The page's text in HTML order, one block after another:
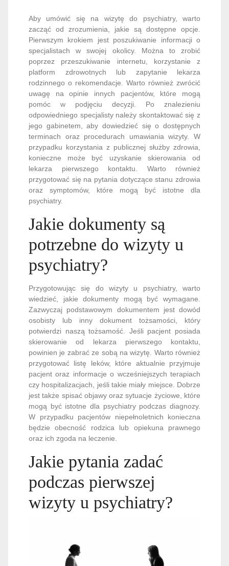
Aby umówić się na wizytę do psychiatry, warto
zacząć od zrozumienia, jakie są dostępne opcje.
Pierwszym krokiem jest poszukiwanie informacji o
specjalistach w swojej okolicy. Można to zrobić
poprzez przeszukiwanie internetu, korzystanie z
platform zdrowotnych lub zapytanie lekarza
rodzinnego o rekomendacje. Warto również zwrócić
uwagę na opinie innych pacjentów, które mogą
pomóc w podjęciu decyzji. Po znalezieniu
odpowiedniego specjalisty należy skontaktować się z
jego gabinetem, aby dowiedzieć się o dostępnych
terminach oraz procedurach umawiania wizyty. W
przypadku korzystania z publicznej służby zdrowia,
konieczne może być uzyskanie skierowania od
lekarza pierwszego kontaktu. Warto również
przygotować się na pytania dotyczące stanu zdrowia
oraz symptomów, które mogą być istotne dla
psychiatry.
Jakie dokumenty są
potrzebne do wizyty u
psychiatry?
Przygotowując się do wizyty u psychiatry, warto
wiedzieć, jakie dokumenty mogą być wymagane.
Zazwyczaj podstawowym dokumentem jest dowód
osobisty lub inny dokument tożsamości, który
potwierdzi naszą tożsamość. Jeśli pacjent posiada
skierowanie od lekarza pierwszego kontaktu,
powinien je zabrać ze sobą na wizytę. Warto również
przygotować listę leków, które aktualnie przyjmuje
pacjent oraz informacje o wcześniejszych terapiach
czy hospitalizacjach, jeśli takie miały miejsce. Dobrze
jest także spisać objawy oraz sytuacje życiowe, które
mogą być istotne dla psychiatry podczas diagnozy.
W przypadku pacjentów niepełnoletnich konieczna
będzie obecność rodzica lub opiekuna prawnego
oraz ich zgoda na leczenie.
Jakie pytania zadać
podczas pierwszej
wizyty u psychiatry?